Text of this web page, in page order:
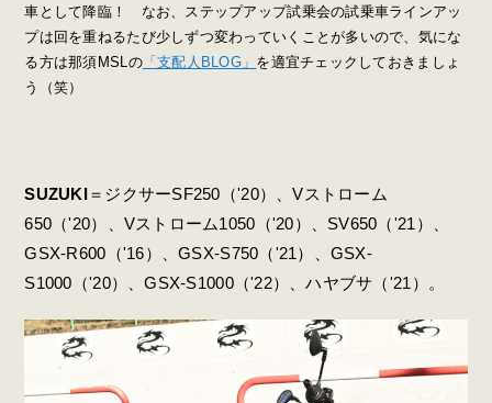
車として降臨！ なお、ステップアップ試乗会の試乗車ラインアッ
プは回を重ねるたび少しずつ変わっていくことが多いので、気にな
る方は那須MSLの「支配人BLOG」 を適宜チェックしておきましょ
う（笑）
SUZUKI＝ジクサーSF250（'20）、Vストローム
650（'20）、Vストローム1050（'20）、SV650（'21）、
GSX-R600（'16）、GSX-S750（'21）、GSX-
S1000（'20）、GSX-S1000（'22）、ハヤブサ（'21）。